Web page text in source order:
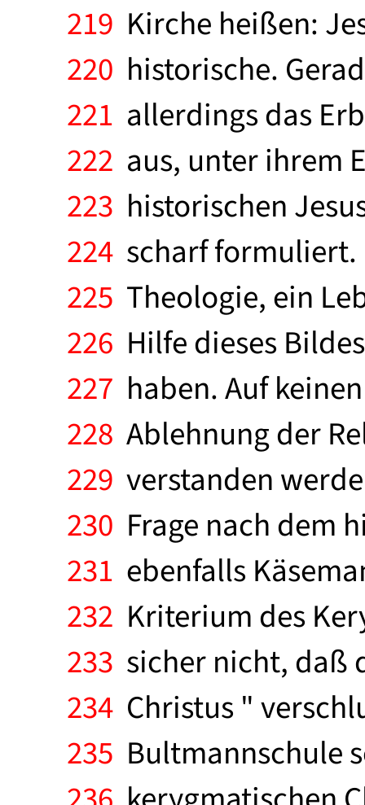
219 Kirche heißen:
220 historische.
221 allerdings das
222 aus, unter ihrem
223 historischen
224 scharf formuliert.
225 Theologie, ein
226 Hilfe dieses
227 haben. Auf
228 Ablehnung der
229 verstanden
230 Frage nach dem
231 ebenfalls
232 Kriterium des
233 sicher nicht, daß
234 Christus "
235 Bultmannschule